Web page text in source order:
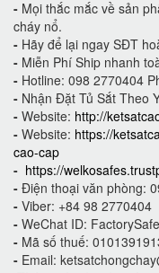
- Mọi thắc mắc về sản
cháy nổ.
- Hãy để lại ngay SĐT
- Miễn Phí Ship nhanh
- Hotline: 098 2770404
- Nhận Đặt Tủ Sắt Theo
- Website: http://
- Website: https://
cao-cap
- https://
- Điện thoại văn phòng:
- Viber: +84 98 2770404
- WeChat ID:
- Mã số thuế:
- Email: